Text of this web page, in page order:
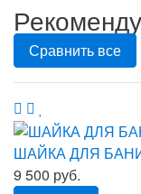
Сравнить все
ШАЙКА ДЛЯ
9 500 руб.